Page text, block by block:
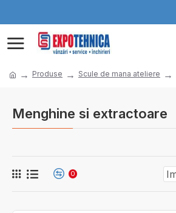
Produse Scule de mana ateliere
Menghine si extractoare
0